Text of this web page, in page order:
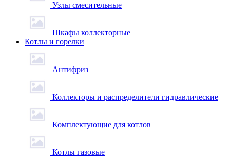
Узлы смесительные
Шкафы коллекторные
Котлы и горелки
Антифриз
Коллекторы и распределители гидравлические
Комплектующие для котлов
Котлы газовые